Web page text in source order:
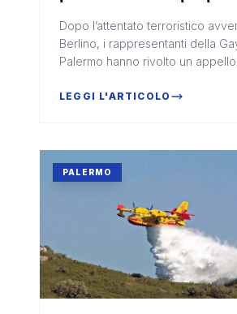
Dopo l’attentato terroristico
Berlino, i rappresentanti della
Palermo hanno rivolto un appello
maggiori misure di tutela nell’area
LEGGI L'ARTICOLO
PALERMO